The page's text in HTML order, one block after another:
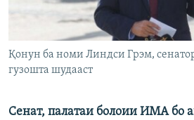
Қонун ба номи Линдси Грэм,
гузошта шудааст
Сенат, палатаи болоии ИМА бо